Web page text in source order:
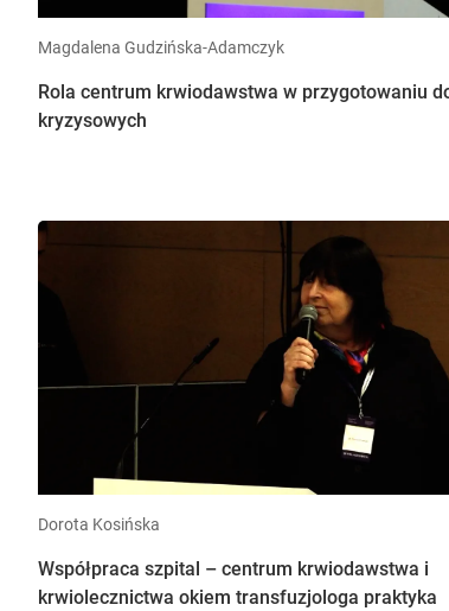
Magdalena Gudzińska-Adamczyk
Rola centrum krwiodawstwa w przygotowaniu
kryzysowych
Dorota Kosińska
Współpraca szpital – centrum krwiodawstwa i
krwiolecznictwa okiem transfuzjologa praktyka